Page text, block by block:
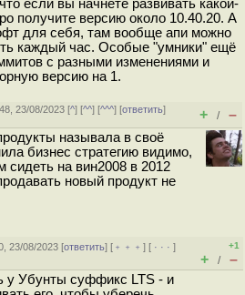
если вы начнёте развивать какой-
получите версию около 10.40.20. А
для себя, там вообще апи можно
каждый час. Особые "умники" ещё
с разными изменениями и
версию на 1.
23/08/2023 [^] [^^] [^^^] [ответить]
+ / –
называла в своё
бизнес стратегию видимо,
сидеть на вин2008 в 2012
новый продукт не
23/08/2023 [ответить] [ ﹢﹢﹢] [ · · ·]
+1
+ / –
у Убунты суффикс LTS - и